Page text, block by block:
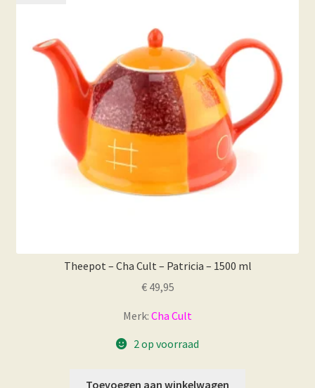
Theepot – Cha Cult – Patricia – 1500 ml
€49,95
Merk: Cha Cult
2 op voorraad
Toevoegen aan winkelwagen